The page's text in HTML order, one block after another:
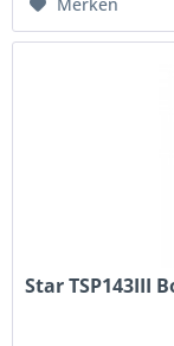
Star TSP143III